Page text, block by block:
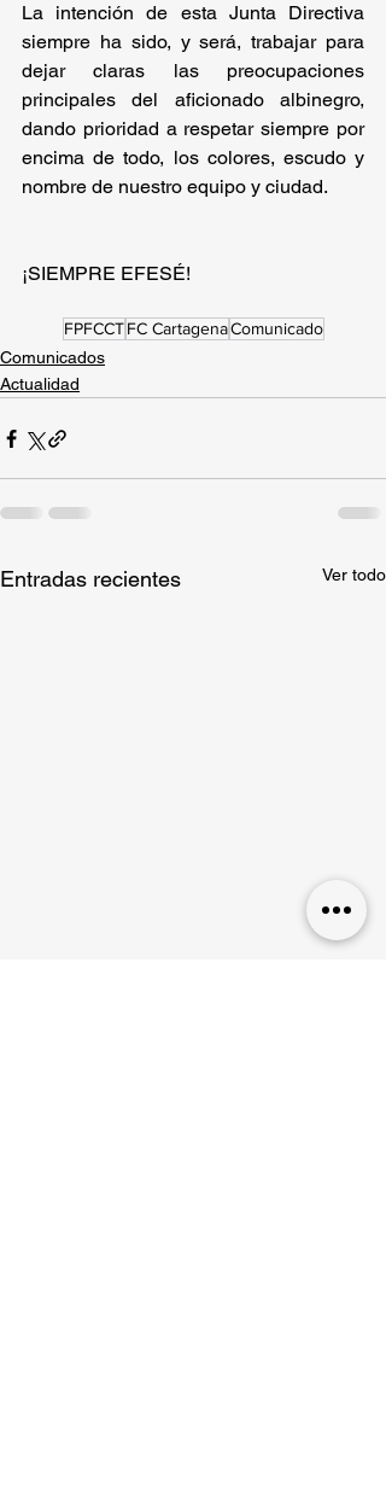
La intención de esta Junta Directiva
siempre ha sido, y será, trabajar para
dejar claras las preocupaciones
principales del aficionado albinegro,
dando prioridad a respetar siempre por
encima de todo, los colores, escudo y
nombre de nuestro equipo y ciudad.
¡SIEMPRE EFESÉ!
FPFCCT FC CartagenaComunicado
Comunicados
Actualidad
Entradas recientes Ver todo